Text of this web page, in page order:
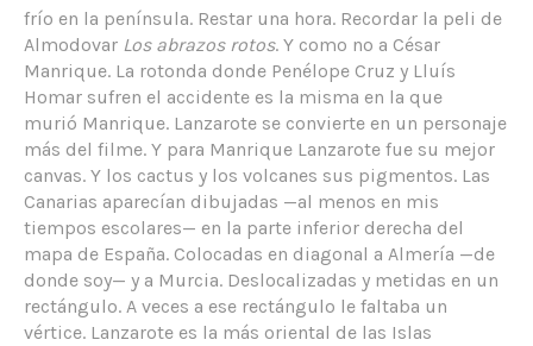
frío en la península. Restar una hora. Recordar la peli de
Almodovar Los abrazos rotos. Y como no a César
Manrique. La rotonda donde Penélope Cruz y Lluís
Homar sufren el accidente es la misma en la que
murió Manrique. Lanzarote se convierte en un personaje
más del filme. Y para Manrique Lanzarote fue su mejor
canvas. Y los cactus y los volcanes sus pigmentos. Las
Canarias aparecían dibujadas —al menos en mis
tiempos escolares— en la parte inferior derecha del
mapa de España. Colocadas en diagonal a Almería —de
donde soy— y a Murcia. Deslocalizadas y metidas en un
rectángulo. A veces a ese rectángulo le faltaba un
vértice. Lanzarote es la más oriental de las Islas